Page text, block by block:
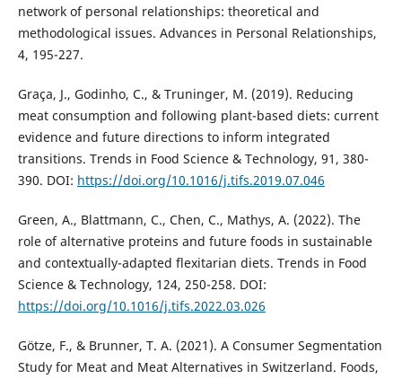
network of personal relationships: theoretical and
methodological issues. Advances in Personal Relationships,
4, 195-227.
Graça, J., Godinho, C., & Truninger, M. (2019). Reducing
meat consumption and following plant-based diets: current
evidence and future directions to inform integrated
transitions. Trends in Food Science & Technology, 91, 380-
390. DOI: https://doi.org/10.1016/j.tifs.2019.07.046
Green, A., Blattmann, C., Chen, C., Mathys, A. (2022). The
role of alternative proteins and future foods in sustainable
and contextually-adapted flexitarian diets. Trends in Food
Science & Technology, 124, 250-258. DOI:
https://doi.org/10.1016/j.tifs.2022.03.026
Götze, F., & Brunner, T. A. (2021). A Consumer Segmentation
Study for Meat and Meat Alternatives in Switzerland. Foods,